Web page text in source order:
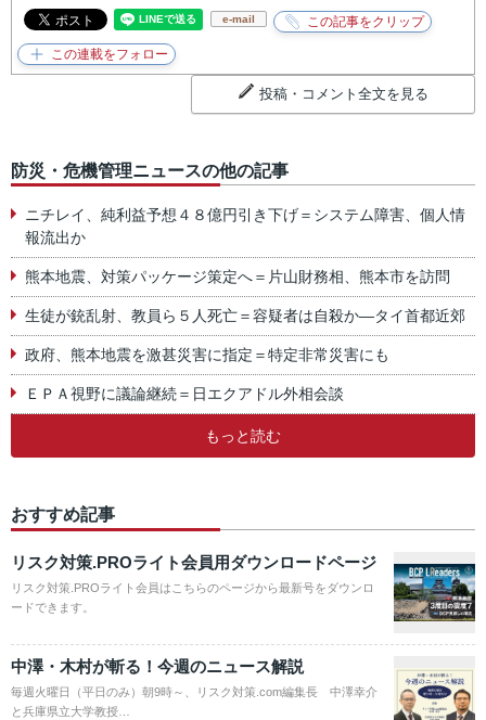
e-mail
投稿・コメント全文を見る
防災・危機管理ニュースの他の記事
ニチレイ、純利益予想４８億円引き下げ＝システム障害、個人情
報流出か
熊本地震、対策パッケージ策定へ＝片山財務相、熊本市を訪問
生徒が銃乱射、教員ら５人死亡＝容疑者は自殺か―タイ首都近郊
政府、熊本地震を激甚災害に指定＝特定非常災害にも
ＥＰＡ視野に議論継続＝日エクアドル外相会談
もっと読む
おすすめ記事
リスク対策.PROライト会員用ダウンロードページ
リスク対策.PROライト会員はこちらのページから最新号をダウンロ
ードできます。
中澤・木村が斬る！今週のニュース解説
毎週火曜日（平日のみ）朝9時～、リスク対策.com編集長 中澤幸介
と兵庫県立大学教授…